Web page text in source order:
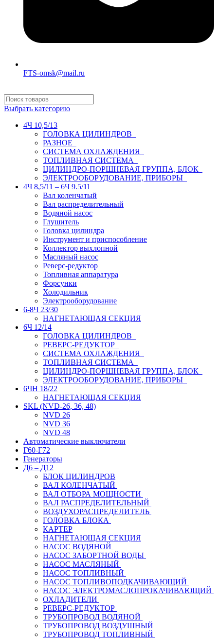
FTS-omsk@mail.ru
Выбрать категорию
4Ч 10,5/13
ГОЛОВКА ЦИЛИНДРОВ
РАЗНОЕ
СИСТЕМА ОХЛАЖДЕНИЯ
ТОПЛИВНАЯ СИСТЕМА
ЦИЛИНДРО-ПОРШНЕВАЯ ГРУППА, БЛОК
ЭЛЕКТРООБОРУДОВАНИЕ, ПРИБОРЫ
4Ч 8,5/11 – 6Ч 9.5/11
Вал коленчатый
Вал распределительный
Водяной насос
Глушитель
Головка цилиндра
Инструмент и приспособление
Коллектор выхлопной
Масляный насос
Реверс-редуктор
Топливная аппаратура
Форсунки
Холодильник
Электрооборудование
6-8Ч 23/30
НАГНЕТАЮЩАЯ СЕКЦИЯ
6Ч 12/14
ГОЛОВКА ЦИЛИНДРОВ
РЕВЕРС-РЕДУКТОР
СИСТЕМА ОХЛАЖДЕНИЯ
ТОПЛИВНАЯ СИСТЕМА
ЦИЛИНДРО-ПОРШНЕВАЯ ГРУППА, БЛОК
ЭЛЕКТРООБОРУДОВАНИЕ, ПРИБОРЫ
6ЧН 18/22
НАГНЕТАЮЩАЯ СЕКЦИЯ
SKL (NVD-26, 36, 48)
NVD 26
NVD 36
NVD 48
Автоматические выключатели
Г60-Г72
Генераторы
Д6 – Д12
БЛОК ЦИЛИНДРОВ
ВАЛ КОЛЕНЧАТЫЙ
ВАЛ ОТБОРА МОЩНОСТИ
ВАЛ РАСПРЕДЕЛИТЕЛЬНЫЙ
ВОЗДУХОРАСПРЕДЕЛИТЕЛЬ
ГОЛОВКА БЛОКА
КАРТЕР
НАГНЕТАЮЩАЯ СЕКЦИЯ
НАСОС ВОДЯНОЙ
НАСОС ЗАБОРТНОЙ ВОДЫ
НАСОС МАСЛЯНЫЙ
НАСОС ТОПЛИВНЫЙ
НАСОС ТОПЛИВОПОДКАЧИВАЮЩИЙ
НАСОС ЭЛЕКТРОМАСЛОПРОКАЧИВАЮЩИЙ
ОХЛАДИТЕЛИ
РЕВЕРС-РЕДУКТОР
ТРУБОПРОВОД ВОДЯНОЙ
ТРУБОПРОВОД ВОЗДУШНЫЙ
ТРУБОПРОВОД ТОПЛИВНЫЙ